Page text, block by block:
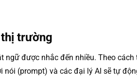
thị trường
ngữ được nhắc đến nhiều. Theo
(prompt) và các đại lý AI sẽ tự